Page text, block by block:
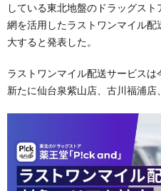
している東北地盤のドラッグス
網を活用したラストワンマイル
大すると発表した。
ラストワンマイル配送サービスは
新たに仙台泉紫山店、古川福浦店